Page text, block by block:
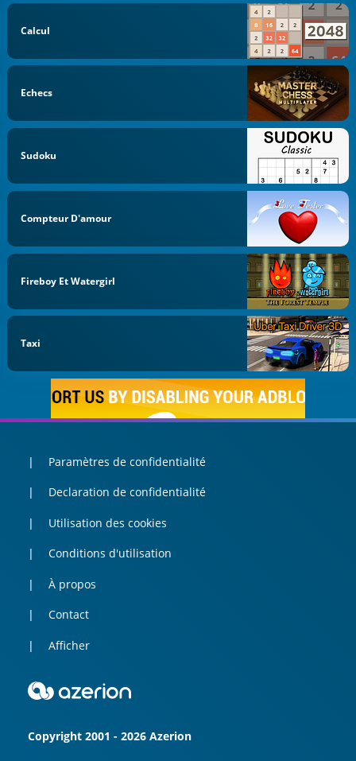
Calcul
Echecs
Sudoku
Compteur D'amour
Fireboy Et Watergirl
Taxi
Paramètres de confidentialité
Declaration de confidentialité
Utilisation des cookies
Conditions d'utilisation
À propos
Contact
Afficher
Copyright 2001 - 2026 Azerion